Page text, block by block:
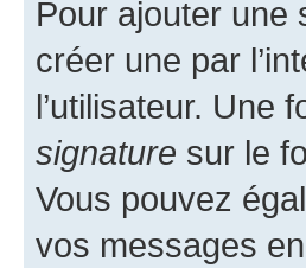
Pour ajouter une
créer une par
l’utilisateur. Une
signature sur le
Vous pouvez
vos messages